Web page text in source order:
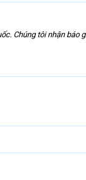
Chúng tôi nhận báo